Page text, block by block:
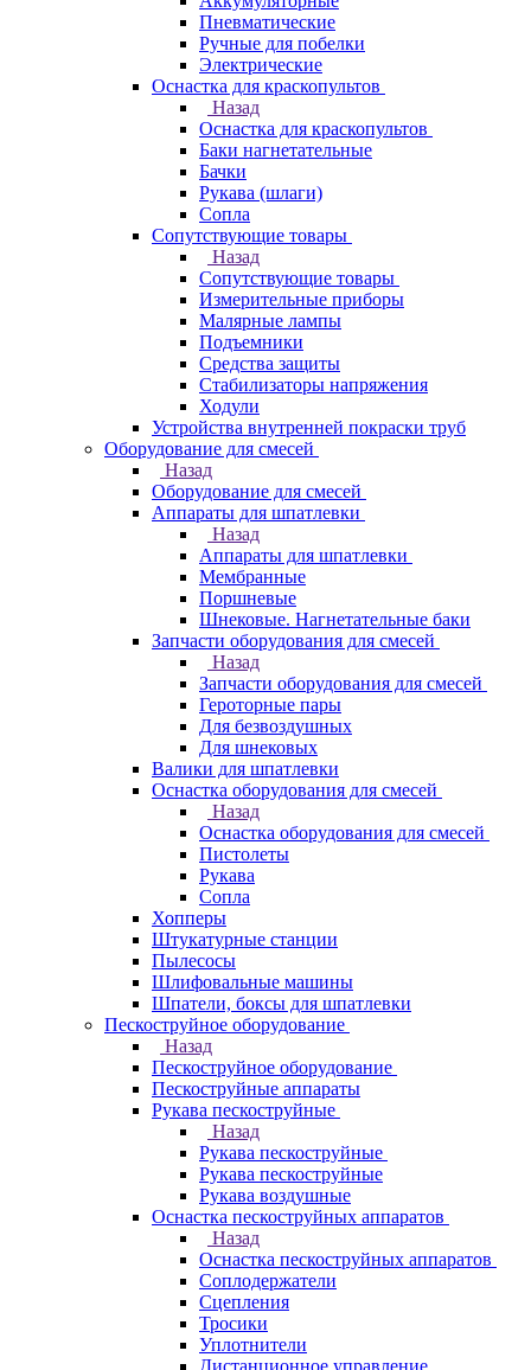
Пневматические
Ручные для побелки
Электрические
Оснастка для краскопультов
Назад
Оснастка для краскопультов
Баки нагнетательные
Бачки
Рукава (шлаги)
Сопла
Сопутствующие товары
Назад
Сопутствующие товары
Измерительные приборы
Малярные лампы
Подъемники
Средства защиты
Стабилизаторы напряжения
Ходули
Устройства внутренней покраски труб
Оборудование для смесей
Назад
Оборудование для смесей
Аппараты для шпатлевки
Назад
Аппараты для шпатлевки
Мембранные
Поршневые
Шнековые. Нагнетательные баки
Запчасти оборудования для смесей
Назад
Запчасти оборудования для смесей
Героторные пары
Для безвоздушных
Для шнековых
Валики для шпатлевки
Оснастка оборудования для смесей
Назад
Оснастка оборудования для смесей
Пистолеты
Рукава
Сопла
Хопперы
Штукатурные станции
Пылесосы
Шлифовальные машины
Шпатели, боксы для шпатлевки
Пескоструйное оборудование
Назад
Пескоструйное оборудование
Пескоструйные аппараты
Рукава пескоструйные
Назад
Рукава пескоструйные
Рукава пескоструйные
Рукава воздушные
Оснастка пескоструйных аппаратов
Назад
Оснастка пескоструйных аппаратов
Соплодержатели
Сцепления
Тросики
Уплотнители
Дистанционное управление